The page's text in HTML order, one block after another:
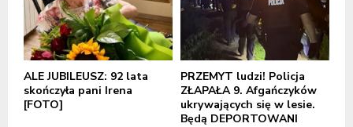
ALE JUBILEUSZ: 92 lata
skończyła pani Irena
[FOTO]
PRZEMYT ludzi! Policja
ZŁAPAŁA 9. Afgańczyków
ukrywających się w lesie.
Będą DEPORTOWANI